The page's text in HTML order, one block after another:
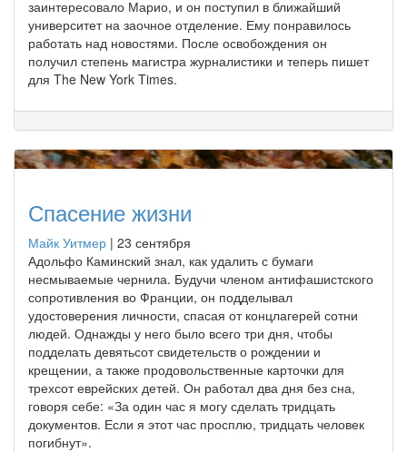
заинтересовало Марио, и он поступил в ближайший
университет на заочное отделение. Ему понравилось
работать над новостями. После освобождения он
получил степень магистра журналистики и теперь пишет
для The New York Times.
Спасение жизни
Майк Уитмер | 23 сентября
Адольфо Каминский знал, как удалить с бумаги
несмываемые чернила. Будучи членом антифашистского
сопротивления во Франции, он подделывал
удостоверения личности, спасая от концлагерей сотни
людей. Однажды у него было всего три дня, чтобы
подделать девятьсот свидетельств о рождении и
крещении, а также продовольственные карточки для
трехсот еврейских детей. Он работал два дня без сна,
говоря себе: «За один час я могу сделать тридцать
документов. Если я этот час просплю, тридцать человек
погибнут».